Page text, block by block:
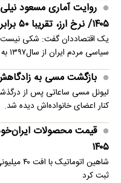
۱۴۰۵/ نرخ ارز، تقریبا ۵۰ برابر شده
یک اقتصاددان گفت: شکی نیست
سیاسی مردم ایران از سال۱۳۹۷ به بعد نه تنها در مجموع،…
بازگشت مسی به
لیونل مسی ساعاتی پس از
کنار اعضای خانواده‌اش دیده شد.
۱۴۰۵
شاهین
ثبت کرد